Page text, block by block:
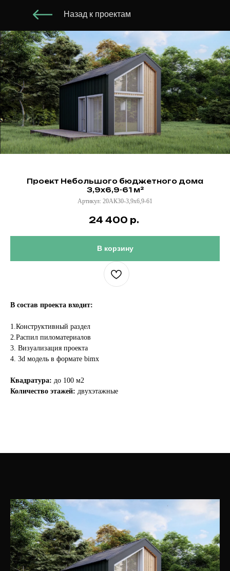
Назад к проектам
Проект Небольшого бюджетного дома
3,9х6,9-61 м²
Артикул: 20АК30-3,9х6,9-61
24 400 р.
В корзину
В состав проекта входит:
1.Конструктивный раздел
2.Распил пиломатериалов
3. Визуализация проекта
4. 3d модель в формате bimx
Квадратура: до 100 м2
Количество этажей: двухэтажные